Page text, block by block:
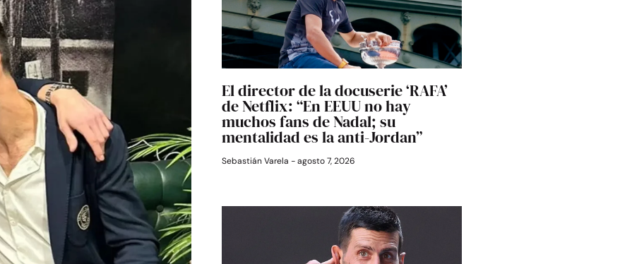
El director de la docuserie ‘RAFA’
de Netflix: “En EEUU no hay
muchos fans de Nadal; su
mentalidad es la anti-Jordan”
Sebastián Varela agosto 7, 2026